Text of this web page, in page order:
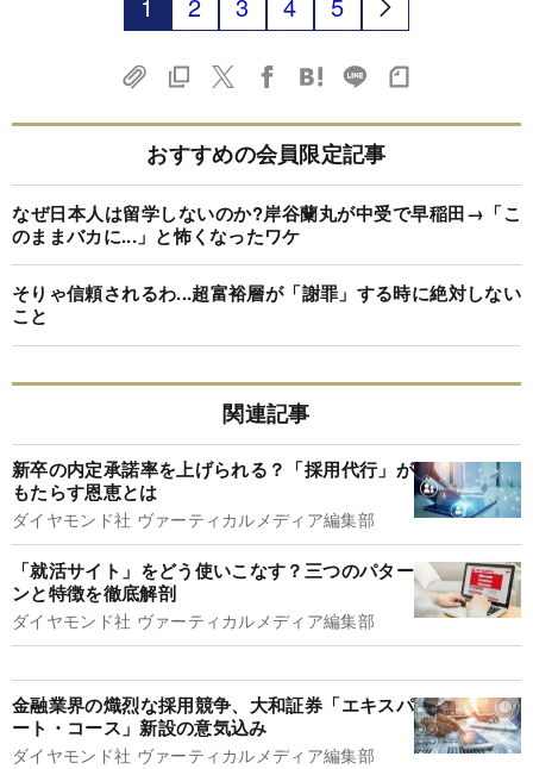
おすすめの会員限定記事
なぜ日本人は留学しないのか?岸谷蘭丸が中受で早稲田→「こ
のままバカに...」と怖くなったワケ
そりゃ信頼されるわ...超富裕層が「謝罪」する時に絶対しない
こと
関連記事
新卒の内定承諾率を上げられる？「採用代行」が
もたらす恩恵とは
ダイヤモンド社 ヴァーティカルメディア編集部
「就活サイト」をどう使いこなす？三つのパター
ンと特徴を徹底解剖
ダイヤモンド社 ヴァーティカルメディア編集部
金融業界の熾烈な採用競争、大和証券「エキスパ
ート・コース」新設の意気込み
ダイヤモンド社 ヴァーティカルメディア編集部